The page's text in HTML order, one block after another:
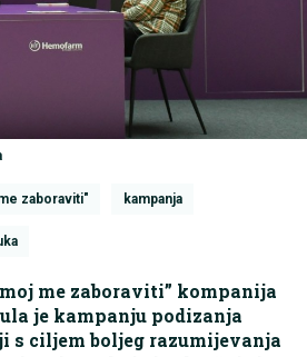
zaboraviti" kampanja
me zaboraviti” kompanija
je kampanju podizanja
s ciljem boljeg razumijevanja